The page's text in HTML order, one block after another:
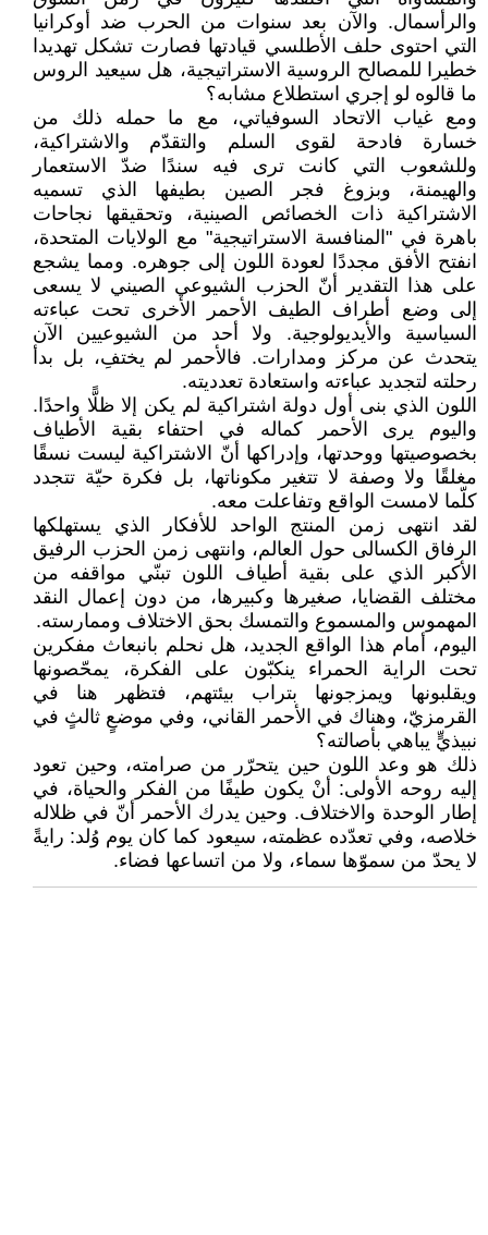
والرأسمال. والآن بعد سنوات من الحرب ضد أوكرانيا
التي احتوى حلف الأطلسي قيادتها فصارت تشكل تهديدا
خطيرا للمصالح الروسية الاستراتيجية، هل سيعيد الروس
ما قالوه لو إجري استطلاع مشابه؟
ومع غياب الاتحاد السوفياتي، مع ما حمله ذلك من
خسارة فادحة لقوى السلم والتقدّم والاشتراكية،
وللشعوب التي كانت ترى فيه سندًا ضدّ الاستعمار
والهيمنة، وبزوغ فجر الصين بطيفها الذي تسميه
الاشتراكية ذات الخصائص الصينية، وتحقيقها نجاحات
باهرة في "المنافسة الاستراتيجية" مع الولايات المتحدة،
انفتح الأفق مجددًا لعودة اللون إلى جوهره. ومما يشجع
على هذا التقدير أنّ الحزب الشيوعي الصيني لا يسعى
إلى وضع أطراف الطيف الأحمر الأخرى تحت عباءته
السياسية والأيديولوجية. ولا أحد من الشيوعيين الآن
يتحدث عن مركز ومدارات. فالأحمر لم يختفِ، بل بدأ
رحلته لتجديد عباءته واستعادة تعدديته.
اللون الذي بنى أول دولة اشتراكية لم يكن إلا ظلًّا واحدًا.
واليوم يرى الأحمر كماله في احتفاء بقية الأطياف
بخصوصيتها ووحدتها، وإدراكها أنّ الاشتراكية ليست نسقًا
مغلقًا ولا وصفة لا تتغير مكوناتها، بل فكرة حيّة تتجدد
كلّما لامست الواقع وتفاعلت معه.
لقد انتهى زمن المنتج الواحد للأفكار الذي يستهلكها
الرفاق الكسالى حول العالم، وانتهى زمن الحزب الرفيق
الأكبر الذي على بقية أطياف اللون تبنّي مواقفه من
مختلف القضايا، صغيرها وكبيرها، من دون إعمال النقد
المهموس والمسموع والتمسك بحق الاختلاف وممارسته.
اليوم، أمام هذا الواقع الجديد، هل نحلم بانبعاث مفكرين
تحت الراية الحمراء ينكبّون على الفكرة، يمحّصونها
ويقلبونها ويمزجونها بتراب بيئتهم، فتظهر هنا في
القرمزيّ، وهناك في الأحمر القاني، وفي موضعٍ ثالثٍ في
نبيذيٍّ يباهي بأصالته؟
ذلك هو وعد اللون حين يتحرّر من صرامته، وحين تعود
إليه روحه الأولى: أنْ يكون طيفًا من الفكر والحياة، في
إطار الوحدة والاختلاف. وحين يدرك الأحمر أنّ في ظلاله
خلاصه، وفي تعدّده عظمته، سيعود كما كان يوم وُلد: رايةً
لا يحدّ من سموّها سماء، ولا من اتساعها فضاء.